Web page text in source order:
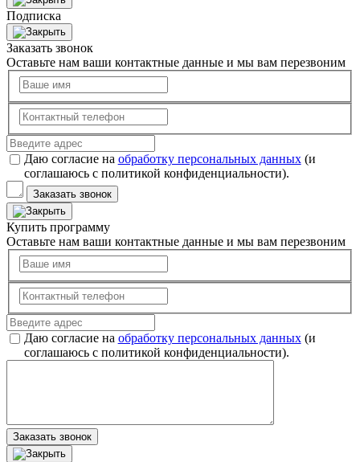
Подписка
Заказать звонок
Оставьте нам ваши контактные данные и мы вам перезвоним
Даю согласие на обработку персональных данных(и
соглашаюсь с политикой конфиденциальности).
Заказать звонок
Купить программу
Оставьте нам ваши контактные данные и мы вам перезвоним
Даю согласие на обработку персональных данных(и
соглашаюсь с политикой конфиденциальности).
Заказать звонок